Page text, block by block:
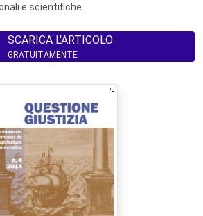
e scientifiche.
SCARICA L'ARTICOLO
GRATUITAMENTE